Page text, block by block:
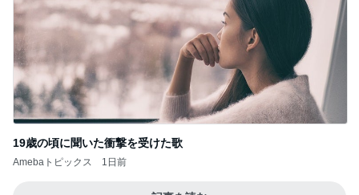
19歳の頃に聞いた衝撃を受けた歌
Amebaトピックス 1日前